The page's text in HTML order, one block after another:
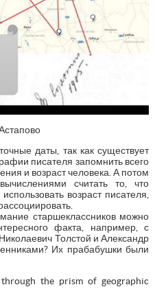
даты, так как существует
писателя запомнить всего
и возраст человека. А потом
считать то, что
возраст писателя,
старшеклассников можно
факта, например, с
Толстой и Александр
Их прабабушки были
the prism of geographic